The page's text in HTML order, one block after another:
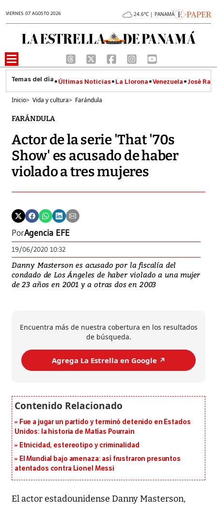
VIERNES 07 AGOSTO 2026 24.6°C | PANAMÁ
Últimas Noticias La Llorona Venezuela José
Inicio> Vida y cultura> Farándula
FARÁNDULA
Actor de la serie 'That '70s
Show' es acusado de haber
violado a tres mujeres
PorAgencia EFE
19/06/2020 10:32
Danny Masterson es acusado por la fiscalía del
condado de Los Ángeles de haber violado a una mujer
de 23 años en 2001 y a otras dos en 2003
Encuentra más de nuestra cobertura en los resultados
de búsqueda.
Agrega La Estrella en Google ↗️
Fue a jugar un partido y terminó detenido en Estados
Unidos: la historia de Matías Pourrain
Etnicidad, estereotipo y criminalidad
El Mundial bajo amenaza: así frustraron presuntos
atentados contra Lionel Messi
El actor estadounidense Danny Masterson,